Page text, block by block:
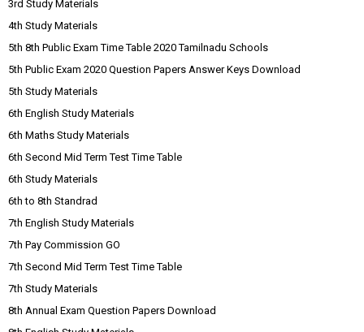
3rd Study Materials
4th Study Materials
5th 8th Public Exam Time Table 2020 Tamilnadu Schools
5th Public Exam 2020 Question Papers Answer Keys Download
5th Study Materials
6th English Study Materials
6th Maths Study Materials
6th Second Mid Term Test Time Table
6th Study Materials
6th to 8th Standrad
7th English Study Materials
7th Pay Commission GO
7th Second Mid Term Test Time Table
7th Study Materials
8th Annual Exam Question Papers Download